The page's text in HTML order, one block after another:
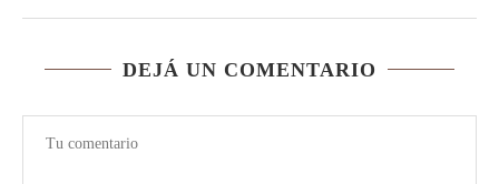
DEJÁ UN COMENTARIO